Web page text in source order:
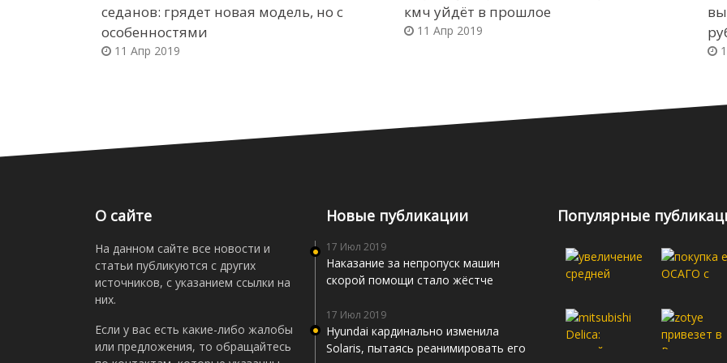
седанов: грядет новая модель, но с
особенностями
11 Апр 2019
кмч уйдёт в прошлое
11 Апр 2019
О сайте
На данном сайте все новости и
статьи публикуются с других
источников, с указанием ссылки на
них.
Если у вас есть какие-либо жалобы
или предложения, то обращайтесь
Новые публикации
17 Июл 2019
Наказание за непропуск машин
скорой помощи стало жёстче
17 Июл 2019
Hyundai кардинально изменила
Solaris, пытаясь реанимировать его
Популярные